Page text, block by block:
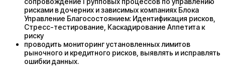
рисками в дочерних и зависимых компаниях Блока
Управление Благосостоянием: Идентификация рисков,
Стресс-тестирование, Каскадирование Аппетита к
риску
проводить мониторинг установленных лимитов
рыночного и кредитного рисков, выявлять и исправлять
ошибки данных.